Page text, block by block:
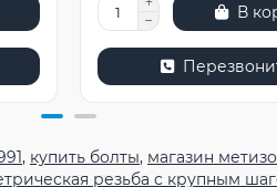
В
, купить болты, магазин
резьба с крупным